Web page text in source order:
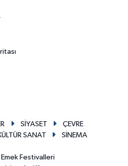
SİYASET
ÇEVRE
SANAT
SİNEMA
Festivalleri